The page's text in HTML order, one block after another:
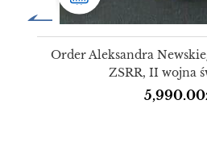
Order Aleksandra
ZSRR, II wojna
5,990.00